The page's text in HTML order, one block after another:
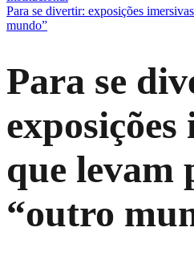
Para se divertir: exposições
mundo”
Para se
que levam
“outro